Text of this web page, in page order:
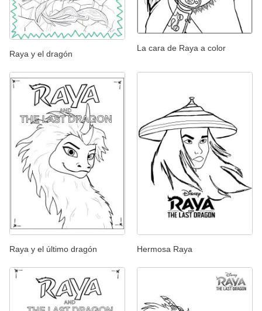
Raya y el dragón
La cara de Raya a color
Raya y el último dragón Hermosa Raya